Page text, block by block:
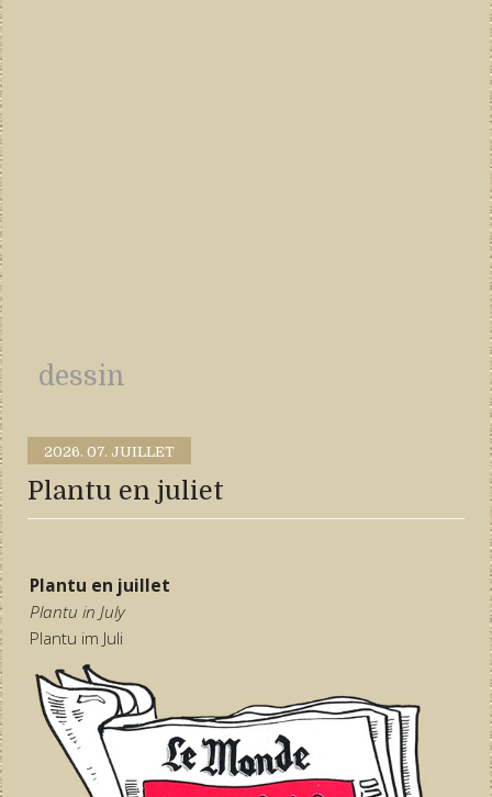
dessin
2026. 07. JUILLET
Plantu en juliet
Plantu en juillet
Plantu in July
Plantu im Juli